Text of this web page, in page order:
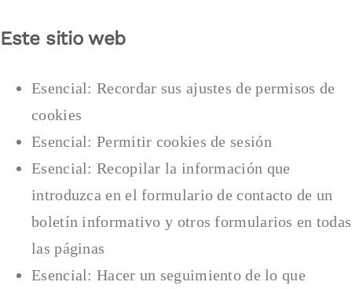
Este sitio web
Esencial: Recordar sus ajustes de permisos de
cookies
Esencial: Permitir cookies de sesión
Esencial: Recopilar la información que
introduzca en el formulario de contacto de un
boletín informativo y otros formularios en todas
las páginas
Esencial: Hacer un seguimiento de lo que